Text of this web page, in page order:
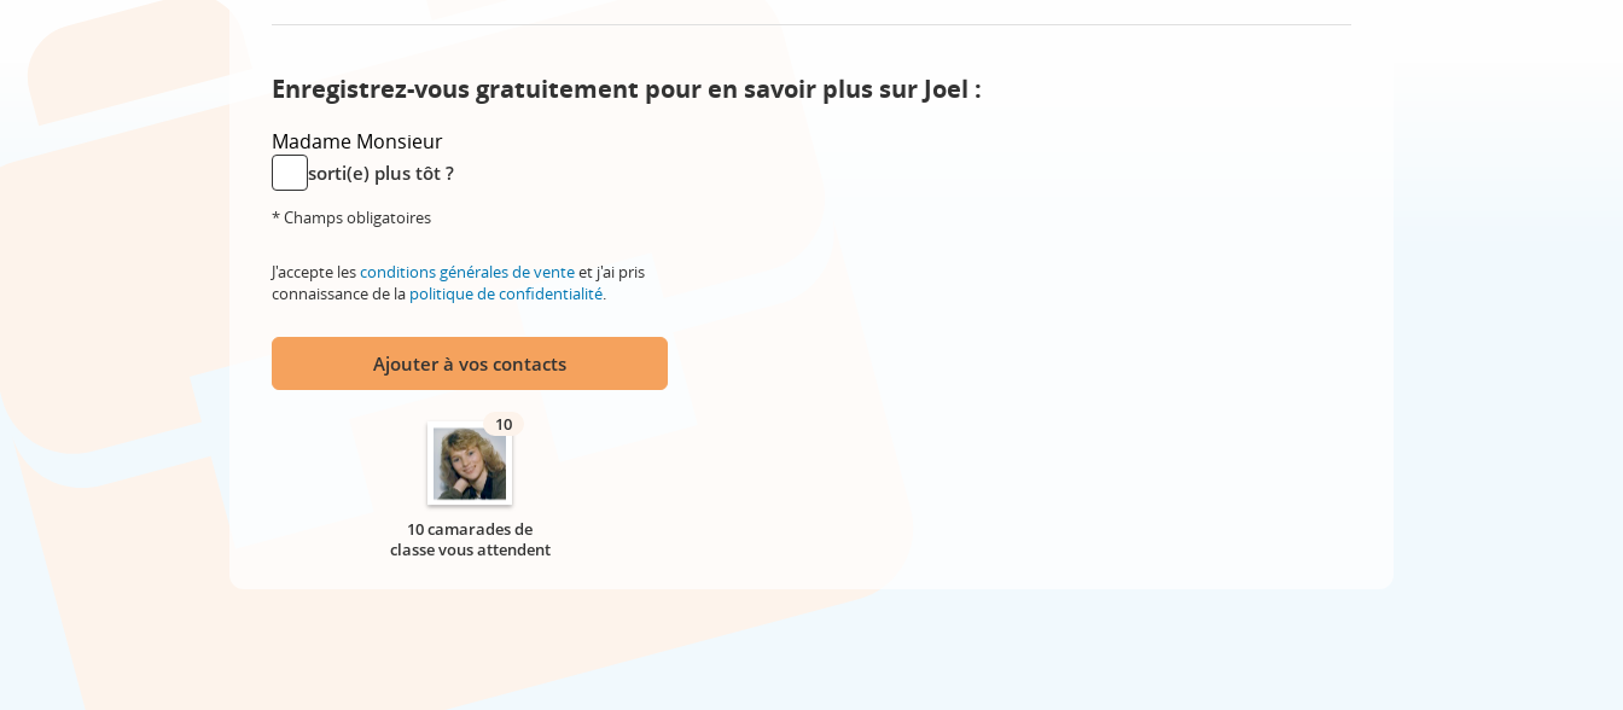
Enregistrez-vous gratuitement pour en savoir plus sur Joel :
Madame Monsieur
sorti(e) plus tôt ?
* Champs obligatoires
J'accepte lesconditions générales de venteet j'ai pris
connaissance de la politique de confidentialité.
Ajouter à vos contacts
10
10 camarades de
classe vous attendent